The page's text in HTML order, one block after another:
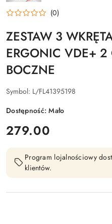
FELO (0)
ZESTAW 3
ERGONIC VDE+ 2
BOCZNE
Symbol: L/FL41395198
Dostępność:Mało
cena:
279.00
Program lojalnościowy
klientów.